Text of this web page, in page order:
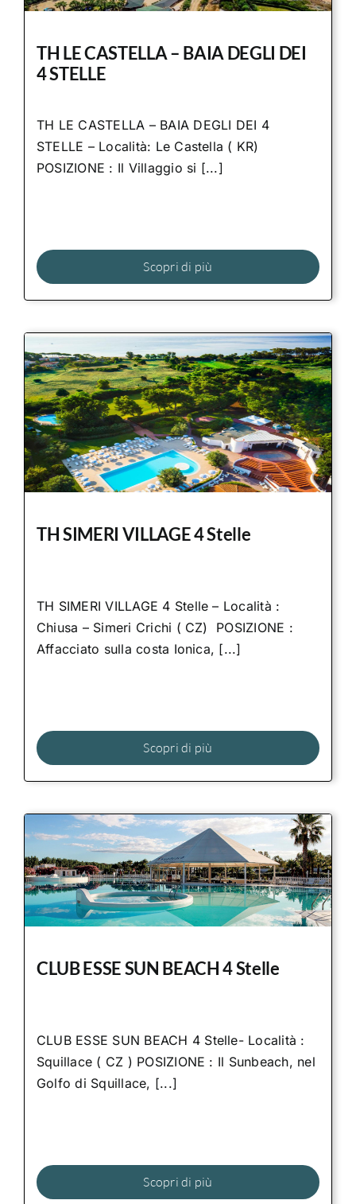
TH LE CASTELLA – BAIA DEGLI DEI
4 STELLE
TH LE CASTELLA – BAIA DEGLI DEI 4
STELLE – Località: Le Castella ( KR)
POSIZIONE : Il Villaggio si [...]
Scopri di più
TH SIMERI VILLAGE 4 Stelle
TH SIMERI VILLAGE 4 Stelle – Località :
Chiusa – Simeri Crichi ( CZ) POSIZIONE :
Affacciato sulla costa Ionica, [...]
Scopri di più
CLUB ESSE SUN BEACH 4 Stelle
CLUB ESSE SUN BEACH 4 Stelle- Località :
Squillace ( CZ ) POSIZIONE : Il Sunbeach, nel
Golfo di Squillace, [...]
Scopri di più